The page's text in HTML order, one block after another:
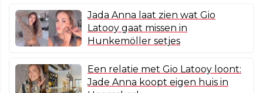
Jada Anna laat zien wat Gio
Latooy gaat missen in
Hunkemöller setjes
Een relatie met Gio Latooy loont:
Jade Anna koopt eigen huis in